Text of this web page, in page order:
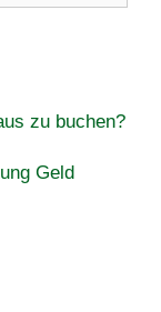
zu buchen?
Geld